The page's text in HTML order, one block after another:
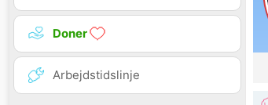
Doner
Arbejdstidslinje